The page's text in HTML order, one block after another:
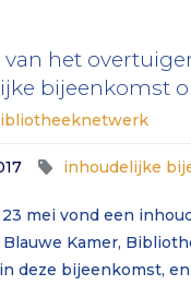
het
bijeenkomst
inhoudelijke
mei vond een
Kamer,
deze bijeenkomst,